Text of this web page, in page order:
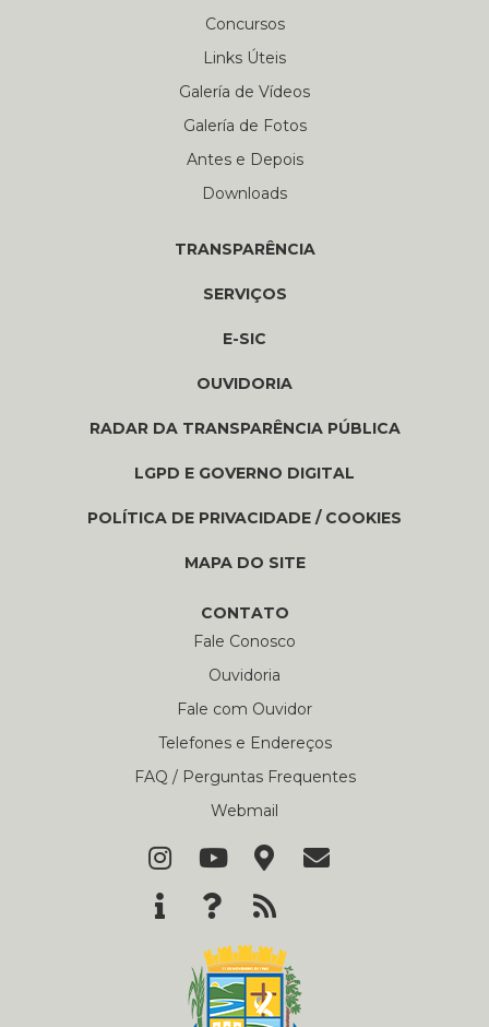
Concursos
Links Úteis
Galería de Vídeos
Galería de Fotos
Antes e Depois
Downloads
TRANSPARÊNCIA
SERVIÇOS
E-SIC
OUVIDORIA
RADAR DA TRANSPARÊNCIA PÚBLICA
LGPD E GOVERNO DIGITAL
POLÍTICA DE PRIVACIDADE / COOKIES
MAPA DO SITE
CONTATO
Fale Conosco
Ouvidoria
Fale com Ouvidor
Telefones e Endereços
FAQ / Perguntas Frequentes
Webmail